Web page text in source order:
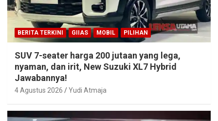
BERITA TERKINI GIIAS MOBIL PILIHAN
SUV 7-seater harga 200 jutaan yang lega,
nyaman, dan irit, New Suzuki XL7 Hybrid
Jawabannya!
4 Agustus 2026 Yudi Atmaja